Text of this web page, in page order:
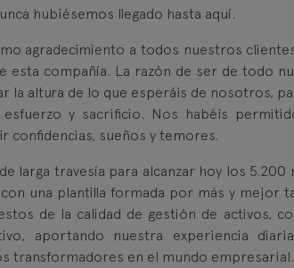
hubiésemos llegado hasta aquí.
agradecimiento a todos nuestros
esta compañía. La razón de ser de todo
la altura de lo que esperáis de nosotros,
esfuerzo y sacrificio. Nos habéis
confidencias, sueños y temores.
larga travesía para alcanzar hoy los
una plantilla formada por más y mejor
de la calidad de gestión de activos,
aportando nuestra experiencia
transformadores en el mundo